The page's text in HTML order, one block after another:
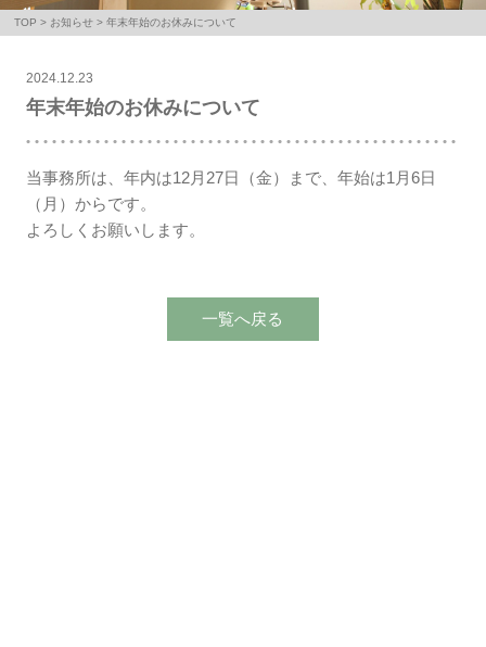
TOP > お知らせ > 年末年始のお休みについて
2024.12.23
年末年始のお休みについて
当事務所は、年内は12月27日（金）まで、年始は1月6日
（月）からです。
よろしくお願いします。